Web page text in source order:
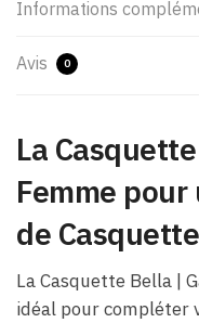
Informations
Avis 0
La
Femme
de
La Casquette Bella |
idéal pour compléter